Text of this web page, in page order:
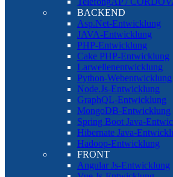
BACKEND
Asp.Net-Entwicklung
JAVA-Entwicklung
PHP-Entwicklung
Cake PHP-Entwicklung
Larwellenentwicklung
Python-Webentwicklung
Node.Js-Entwicklung
GraphQL-Entwicklung
MongoDB-Entwicklung
Spring Boot Java-
Hibernate Java-
Hadoop-Entwicklung
FRONT
Angular Js-Entwicklung